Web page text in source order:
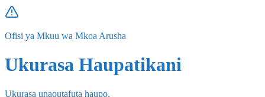
Ofisi ya Mkuu wa Mkoa Arusha
Ukurasa Haupatikani
Ukurasa unaoutafuta haupo.